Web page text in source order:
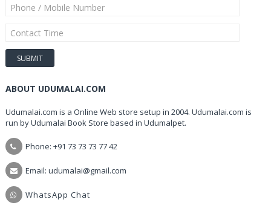
ABOUT UDUMALAI.COM
Udumalai.com is a Online Web store setup in 2004. Udumalai.com is
run by Udumalai Book Store based in Udumalpet.
Phone: +91 73 73 73 77 42
Email: udumalai@gmail.com
WhatsApp Chat